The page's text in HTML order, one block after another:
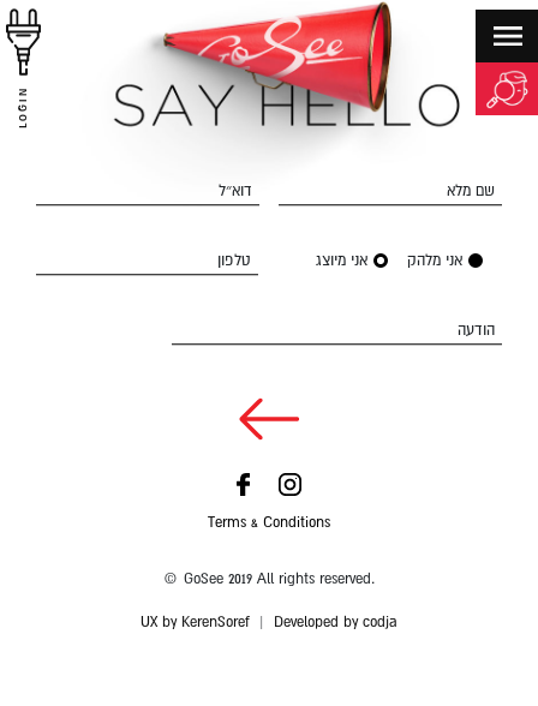
LOGIN
שם מלא דוא״ל
אני מלהק אני מיוצג טלפון
הודעה
Terms & Conditions
© GoSee 2019 All rights reserved.
UX by KerenSoref Developed by codja